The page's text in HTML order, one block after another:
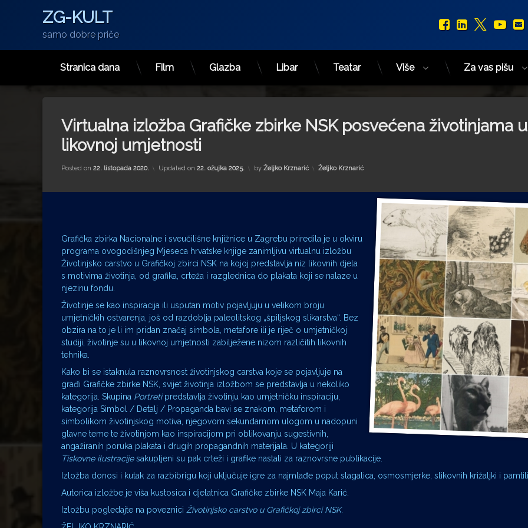
Preskoči
ZG-KULT
samo dobre priče
Facebook
LinkedIn
X.com
Stranica dana Film Glazba Libar Teatar Više Za vas pišu
Virtualna izložba Grafičke zbirke NSK posvećena životinjama u
likovnoj umjetnosti
Posted on 22. listopada 2020. Updated on 22. ožujka 2025. by Željko Krznarić Kategorije:
Željko Krznarić
Grafička zbirka Nacionalne i sveučilišne knjižnice u Zagrebu priredila je u okviru
programa ovogodišnjeg Mjeseca hrvatske knjige zanimljivu virtualnu izložbu
Životinjsko carstvo u Grafičkoj zbirci NSK na kojoj predstavlja niz likovnih djela
s motivima životinja, od grafika, crteža i razglednica do plakata koji se nalaze u
njezinu fondu.
Životinje se kao inspiracija ili usputan motiv pojavljuju u velikom broju
umjetničkih ostvarenja, još od razdoblja paleolitskog „špiljskog slikarstva“. Bez
obzira na to je li im pridan značaj simbola, metafore ili je riječ o umjetničkoj
studiji, životinje su u likovnoj umjetnosti zabilježene nizom različitih likovnih
tehnika.
Kako bi se istaknula raznovrsnost životinjskog carstva koje se pojavljuje na
građi Grafičke zbirke NSK, svijet životinja izložbom se predstavlja u nekoliko
kategorija. Skupina Portretipredstavlja životinju kao umjetničku inspiraciju,
kategorija Simbol / Detalj / Propaganda bavi se znakom, metaforom i
simbolikom životinjskog motiva, njegovom sekundarnom ulogom u nadopuni
glavne teme te životinjom kao inspiracijom pri oblikovanju sugestivnih,
angažiranih poruka plakata i drugih propagandnih materijala. U kategoriji
Tiskovne ilustracijesakupljeni su pak crteži i grafike nastali za raznovrsne publikacije.
Izložba donosi i kutak za razbibrigu koji uključuje igre za najmlađe poput slagalica, osmosmjerke, slikovnih križaljki i
Autorica izložbe je viša kustosica i djelatnica Grafičke zbirke NSK Maja Karić.
Izložbu pogledajte na poveznici Životinjsko carstvo u Grafičkoj zbirci NSK.